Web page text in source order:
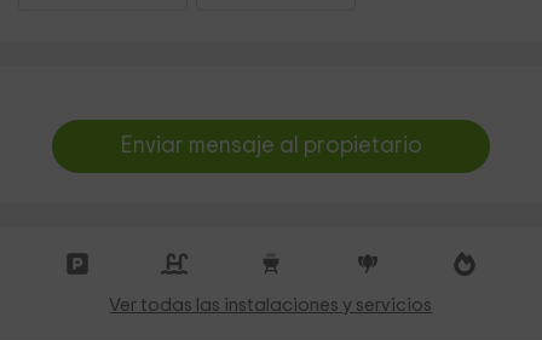
Enviar mensaje al propietario
Ver todas las instalaciones y servicios